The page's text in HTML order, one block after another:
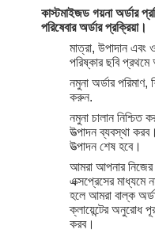
কাস্টমাইজড গয়না অর্ডার
পরিষেবার অর্ডার প্রক্রিয়া।
মাত্রা, উপাদান
পরিষ্কার ছবি প্রথমে
নমুনা অর্ডার
করুন.
নমুনা চালান
উত্পাদন ব্যবস্থা
উত্পাদন শেষ হবে।
আমরা আপনার নিজের
এক্সপ্রেসের মাধ্যমে
হলে আমরা বাল্ক
ক্লায়েন্টের অনুরোধ
করব।